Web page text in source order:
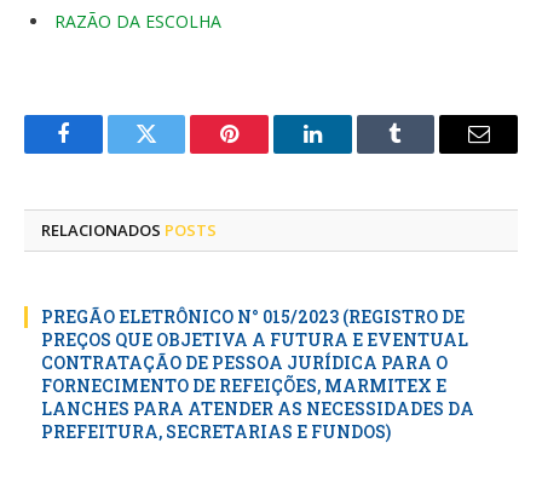
RAZÃO DA ESCOLHA
FacebookTwitter Pinterest LinkedInTumblr
E-
RELACIONADOS POSTS
PREGÃO ELETRÔNICO N° 015/2023 (REGISTRO DE
PREÇOS QUE OBJETIVA A FUTURA E EVENTUAL
CONTRATAÇÃO DE PESSOA JURÍDICA PARA O
FORNECIMENTO DE REFEIÇÕES, MARMITEX E
LANCHES PARA ATENDER AS NECESSIDADES DA
PREFEITURA, SECRETARIAS E FUNDOS)